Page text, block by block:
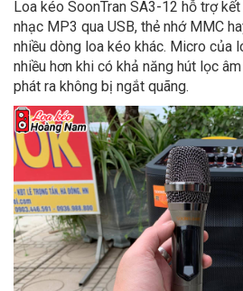
Loa kéo SoonTran SA3-12 hỗ trợ
nhạc MP3 qua USB, thẻ nhớ MMC
nhiều dòng loa kéo khác. Micro của
nhiều hơn khi có khả năng hút lọc
phát ra không bị ngắt quãng.